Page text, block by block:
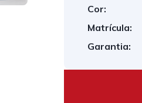
Cor:
Matrícula:
Garantia: